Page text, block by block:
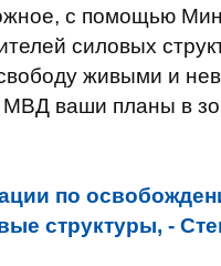
с помощью
силовых
живыми и
МВД ваши планы в
по
структуры, -